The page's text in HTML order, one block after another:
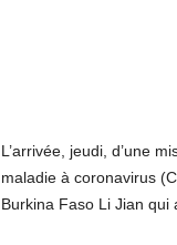
L’arrivée, jeudi, d’une
maladie à coronavirus
Burkina Faso Li Jian qui